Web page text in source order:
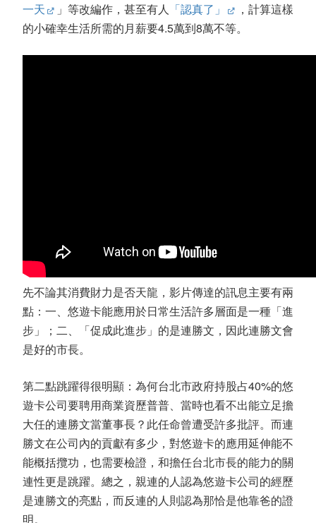
一天
」等改編作，甚至有人 「認真了」
，計算這樣
的小確幸生活所需的月薪要4.5萬到8萬不等。
先不論其消費財力是否天龍，影片傳達的訊息主要有兩
點：一、悠遊卡能應用於日常生活許多層面是一種「進
步」；二、「促成此進步」的是連勝文，因此連勝文會
是好的市長。
第二點跳躍得很明顯：為何台北市政府持股占40%的悠
遊卡公司要聘用商業資歷普普、當時也看不出能立足擔
大任的連勝文當董事長？此任命曾遭受許多批評。而連
勝文在公司內的貢獻有多少，對悠遊卡的應用延伸能不
能概括攬功，也需要檢證，和擔任台北市長的能力的關
連性更是跳躍。總之，親連的人認為悠遊卡公司的經歷
是連勝文的亮點，而反連的人則認為那恰是他靠爸的證
明。